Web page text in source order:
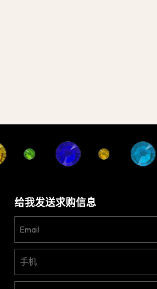
给我发送求购信息